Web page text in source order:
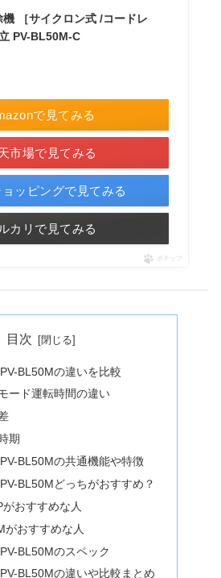
［サイクロン式 /コードレ
PV-BL50M-C
で見てみる
市場で見てみる
ッピングで見てみる
カリで見てみる
ポチップ
目次
BL50Mの違いを比較
ード運転時間の違い
期
BL50Mの共通機能や特徴
BL50Mどっちがおすすめ？
がおすすめな人
がおすすめな人
BL50Mのスペック
BL50Mの違いや比較まとめ